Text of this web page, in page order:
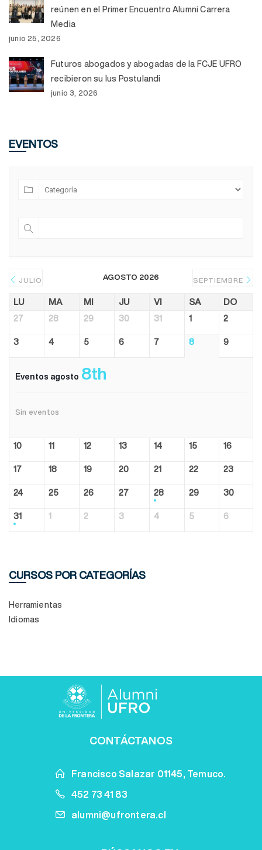
reúnen en el Primer Encuentro Alumni Carrera
Media
junio 25, 2026
Futuros abogados y abogadas de la FCJE UFRO
recibieron su Ius Postulandi
junio 3, 2026
EVENTOS
JULIO AGOSTO 2026 SEPTIEMBRE
LU MA MI JU VI SA DO
27 28 29 30 31 1 2
3 4 5 6 7 8 9
Eventos agosto 8th
Sin eventos
10 11 12 13 14 15 16
17 18 19 20 21 22 23
24 25 26 27 28 29 30
31 1 2 3 4 5 6
CURSOS POR CATEGORÍAS
Herramientas
Idiomas
CONTÁCTANOS
Francisco Salazar 01145, Temuco.
452 73 41 83
alumni@ufrontera.cl